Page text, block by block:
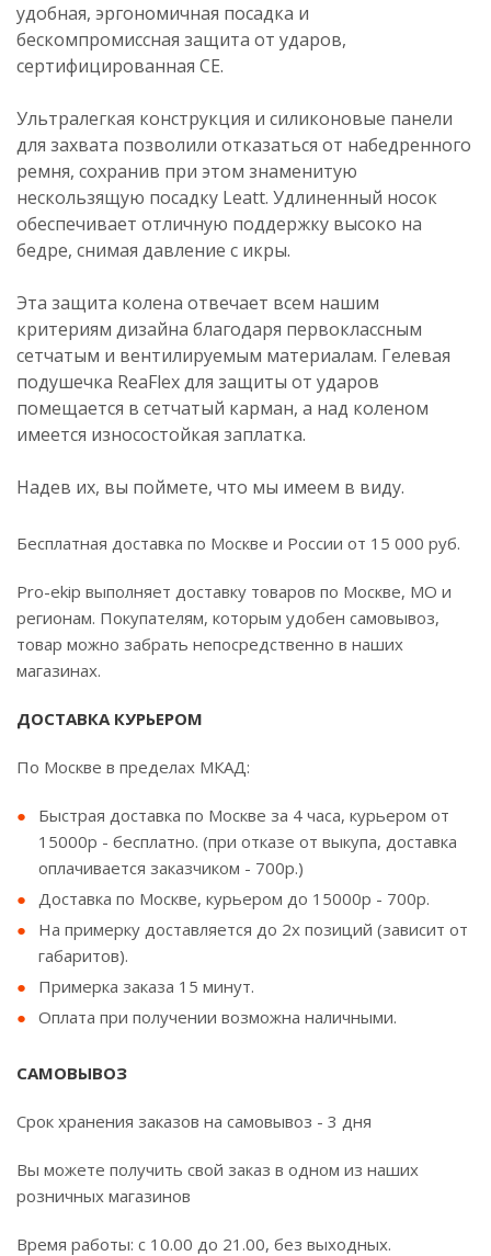
удобная, эргономичная посадка и
бескомпромиссная защита от ударов,
сертифицированная CE.
Ультралегкая конструкция и силиконовые панели
для захвата позволили отказаться от набедренного
ремня, сохранив при этом знаменитую
нескользящую посадку Leatt. Удлиненный носок
обеспечивает отличную поддержку высоко на
бедре, снимая давление с икры.
Эта защита колена отвечает всем нашим
критериям дизайна благодаря первоклассным
сетчатым и вентилируемым материалам. Гелевая
подушечка ReaFlex для защиты от ударов
помещается в сетчатый карман, а над коленом
имеется износостойкая заплатка.
Надев их, вы поймете, что мы имеем в виду.
Бесплатная доставка по Москве и России от 15 000 руб.
Pro-ekip выполняет доставку товаров по Москве, МО и
регионам. Покупателям, которым удобен самовывоз,
товар можно забрать непосредственно в наших
магазинах.
ДОСТАВКА КУРЬЕРОМ
По Москве в пределах МКАД:
Быстрая доставка по Москве за 4 часа, курьером от
15000р - бесплатно. (при отказе от выкупа, доставка
оплачивается заказчиком - 700р.)
Доставка по Москве, курьером до 15000р - 700р.
На примерку доставляется до 2х позиций (зависит от
габаритов).
Примерка заказа 15 минут.
Оплата при получении возможна наличными.
САМОВЫВОЗ
Срок хранения заказов на самовывоз - 3 дня
Вы можете получить свой заказ в одном из наших
розничных магазинов
Время работы: с 10.00 до 21.00, без выходных.